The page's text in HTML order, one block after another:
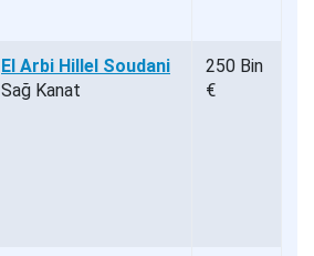
El Arbi Hillel Soudani
Sağ Kanat
250 Bin
€